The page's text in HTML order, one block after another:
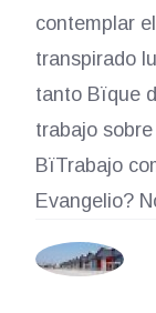
contemplar
transpirado
tanto Вїque
trabajo
ВїTrabajo
Evangelio?